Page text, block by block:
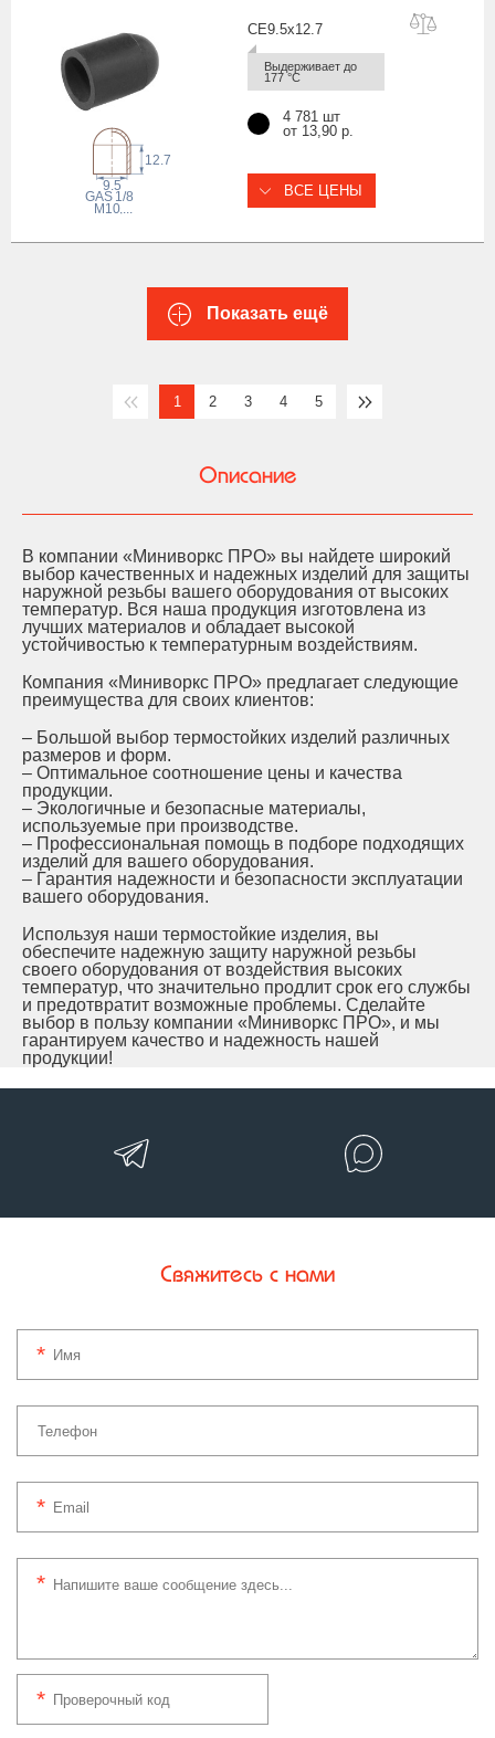
CE9.5x12.7
Выдерживает до
177 °С
9.5
12.7
GAS 1/8
,...
M10
4 781 шт
от 13,90 р.
ВСЕ ЦЕНЫ
Показать ещё
1 2 3 4 5
Описание
В компании «Миниворкс ПРО» вы найдете широкий
выбор качественных и надежных изделий для защиты
наружной резьбы вашего оборудования от высоких
температур. Вся наша продукция изготовлена из
лучших материалов и обладает высокой
устойчивостью к температурным воздействиям.
Компания «Миниворкс ПРО» предлагает следующие
преимущества для своих клиентов:
– Большой выбор термостойких изделий различных
размеров и форм.
– Оптимальное соотношение цены и качества
продукции.
– Экологичные и безопасные материалы,
используемые при производстве.
– Профессиональная помощь в подборе подходящих
изделий для вашего оборудования.
– Гарантия надежности и безопасности эксплуатации
вашего оборудования.
Используя наши термостойкие изделия, вы
обеспечите надежную защиту наружной резьбы
своего оборудования от воздействия высоких
температур, что значительно продлит срок его службы
и предотвратит возможные проблемы. Сделайте
выбор в пользу компании «Миниворкс ПРО», и мы
гарантируем качество и надежность нашей
продукции!
Свяжитесь с нами